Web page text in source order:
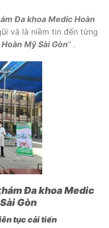
Đa khoa Medic Hoàn
và là niềm tin đến từng
Mỹ Sài Gòn” .
Đa khoa Medic
Gòn
tục cải tiến